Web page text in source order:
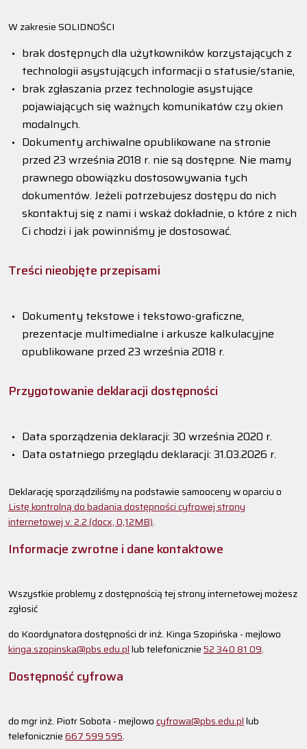
W zakresie SOLIDNOŚCI
brak dostępnych dla użytkowników korzystających z
technologii asystujących informacji o statusie/stanie,
brak zgłaszania przez technologie asystujące
pojawiających się ważnych komunikatów czy okien
modalnych.
Dokumenty archiwalne opublikowane na stronie
przed 23 września 2018 r. nie są dostępne. Nie mamy
prawnego obowiązku dostosowywania tych
dokumentów. Jeżeli potrzebujesz dostępu do nich
skontaktuj się z nami i wskaż dokładnie, o które z nich
Ci chodzi i jak powinniśmy je dostosować.
Treści nieobjęte przepisami
Dokumenty tekstowe i tekstowo-graficzne,
prezentacje multimedialne i arkusze kalkulacyjne
opublikowane przed 23 września 2018 r.
Przygotowanie deklaracji dostępności
Data sporządzenia deklaracji: 30 września 2020 r.
Data ostatniego przeglądu deklaracji: 31.03.2026 r.
Deklarację sporządziliśmy na podstawie samooceny w oparciu o
Listę kontrolną do badania dostępności cyfrowej strony
internetowej v. 2.2 (docx, 0,12MB).
Informacje zwrotne i dane kontaktowe
Wszystkie problemy z dostępnością tej strony internetowej możesz
zgłosić
do Koordynatora dostępnościdr inż. Kinga Szopińska - mejlowo
kinga.szopinska@pbs.edu.pllub telefonicznie52 340 81 09.
Dostępność cyfrowa
domgr inż. Piotr Sobota - mejlowocyfrowa@pbs.edu.pllub
telefonicznie667 599 595.